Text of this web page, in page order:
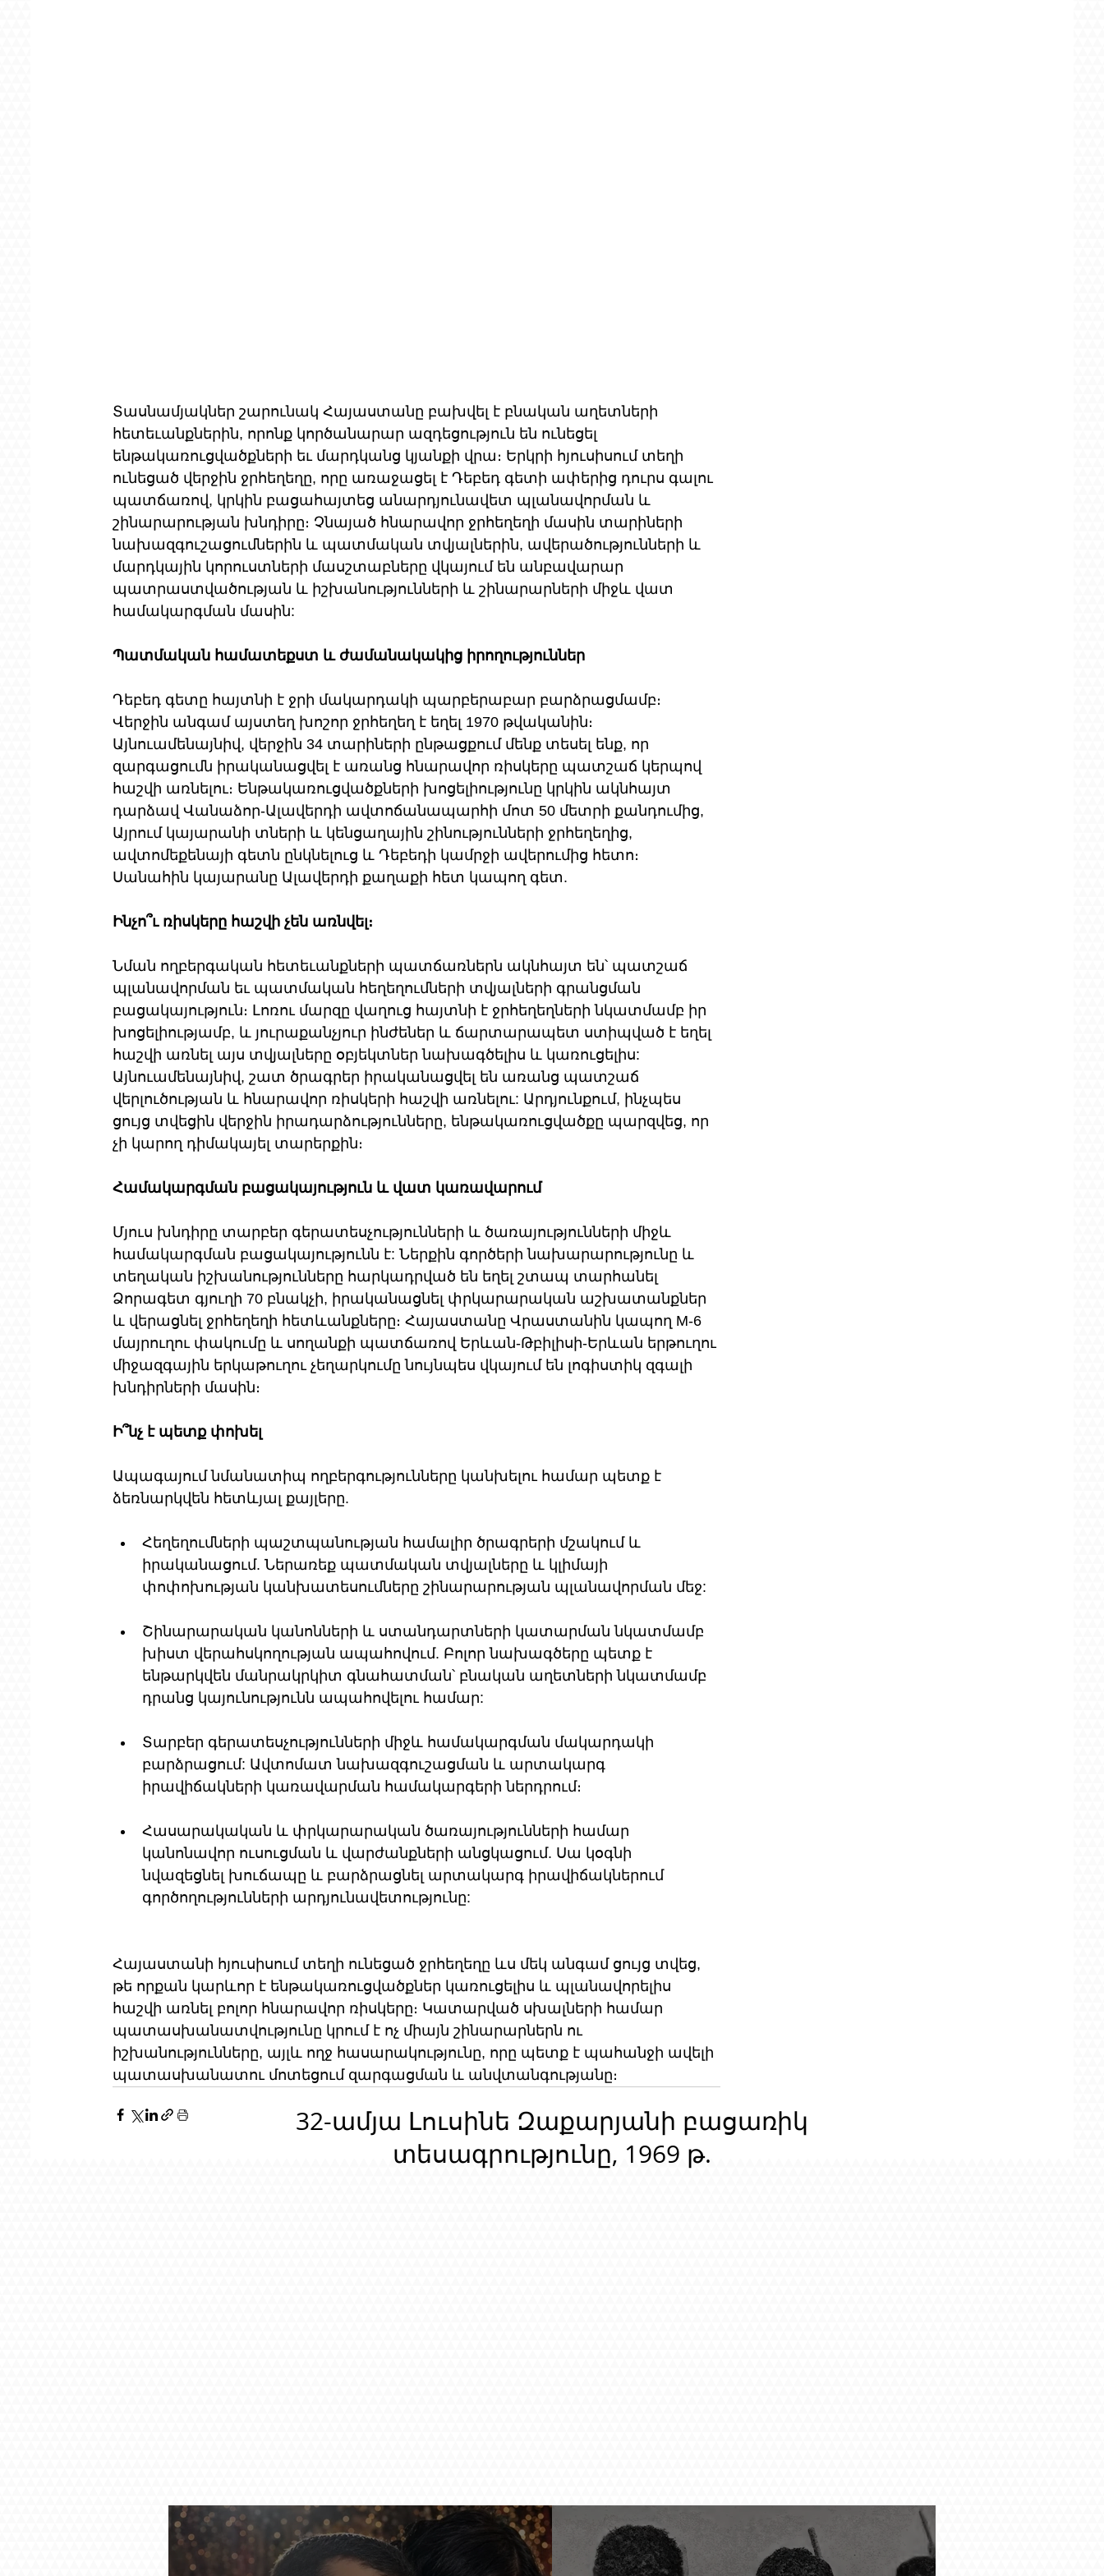
Տասնամյակներ շարունակ Հայաստանը բախվել է բնական աղետների
հետեւանքներին, որոնք կործանարար ազդեցություն են ունեցել
ենթակառուցվածքների եւ մարդկանց կյանքի վրա։ Երկրի հյուսիսում տեղի
ունեցած վերջին ջրհեղեղը, որը առաջացել է Դեբեդ գետի ափերից դուրս գալու
պատճառով, կրկին բացահայտեց անարդյունավետ պլանավորման և
շինարարության խնդիրը։ Չնայած հնարավոր ջրհեղեղի մասին տարիների
նախազգուշացումներին և պատմական տվյալներին, ավերածությունների և
մարդկային կորուստների մասշտաբները վկայում են անբավարար
պատրաստվածության և իշխանությունների և շինարարների միջև վատ
համակարգման մասին:
Պատմական համատեքստ և ժամանակակից իրողություններ
Դեբեդ գետը հայտնի է ջրի մակարդակի պարբերաբար բարձրացմամբ։
Վերջին անգամ այստեղ խոշոր ջրհեղեղ է եղել 1970 թվականին։
Այնուամենայնիվ, վերջին 34 տարիների ընթացքում մենք տեսել ենք, որ
զարգացումն իրականացվել է առանց հնարավոր ռիսկերը պատշաճ կերպով
հաշվի առնելու։ Ենթակառուցվածքների խոցելիությունը կրկին ակնհայտ
դարձավ Վանաձոր-Ալավերդի ավտոճանապարհի մոտ 50 մետրի քանդումից,
Այրում կայարանի տների և կենցաղային շինությունների ջրհեղեղից,
ավտոմեքենայի գետն ընկնելուց և Դեբեդի կամրջի ավերումից հետո։
Սանահին կայարանը Ալավերդի քաղաքի հետ կապող գետ.
Ինչո՞ւ ռիսկերը հաշվի չեն առնվել։
Նման ողբերգական հետեւանքների պատճառներն ակնհայտ են՝ պատշաճ
պլանավորման եւ պատմական հեղեղումների տվյալների գրանցման
բացակայություն։ Լոռու մարզը վաղուց հայտնի է ջրհեղեղների նկատմամբ իր
խոցելիությամբ, և յուրաքանչյուր ինժեներ և ճարտարապետ ստիպված է եղել
հաշվի առնել այս տվյալները օբյեկտներ նախագծելիս և կառուցելիս:
Այնուամենայնիվ, շատ ծրագրեր իրականացվել են առանց պատշաճ
վերլուծության և հնարավոր ռիսկերի հաշվի առնելու: Արդյունքում, ինչպես
ցույց տվեցին վերջին իրադարձությունները, ենթակառուցվածքը պարզվեց, որ
չի կարող դիմակայել տարերքին։
Համակարգման բացակայություն և վատ կառավարում
Մյուս խնդիրը տարբեր գերատեսչությունների և ծառայությունների միջև
համակարգման բացակայությունն է: Ներքին գործերի նախարարությունը և
տեղական իշխանությունները հարկադրված են եղել շտապ տարհանել
Ձորագետ գյուղի 70 բնակչի, իրականացնել փրկարարական աշխատանքներ
և վերացնել ջրհեղեղի հետևանքները։ Հայաստանը Վրաստանին կապող M-6
մայրուղու փակումը և սողանքի պատճառով Երևան-Թբիլիսի-Երևան երթուղու
միջազգային երկաթուղու չեղարկումը նույնպես վկայում են լոգիստիկ զգալի
խնդիրների մասին։
Ի՞նչ է պետք փոխել
Ապագայում նմանատիպ ողբերգությունները կանխելու համար պետք է
ձեռնարկվեն հետևյալ քայլերը.
Հեղեղումների պաշտպանության համալիր ծրագրերի մշակում և
իրականացում. Ներառեք պատմական տվյալները և կլիմայի
փոփոխության կանխատեսումները շինարարության պլանավորման մեջ:
Շինարարական կանոնների և ստանդարտների կատարման նկատմամբ
խիստ վերահսկողության ապահովում. Բոլոր նախագծերը պետք է
ենթարկվեն մանրակրկիտ գնահատման՝ բնական աղետների նկատմամբ
դրանց կայունությունն ապահովելու համար:
Տարբեր գերատեսչությունների միջև համակարգման մակարդակի
բարձրացում: Ավտոմատ նախազգուշացման և արտակարգ
իրավիճակների կառավարման համակարգերի ներդրում։
Հասարակական և փրկարարական ծառայությունների համար
կանոնավոր ուսուցման և վարժանքների անցկացում. Սա կօգնի
նվազեցնել խուճապը և բարձրացնել արտակարգ իրավիճակներում
գործողությունների արդյունավետությունը:
Հայաստանի հյուսիսում տեղի ունեցած ջրհեղեղը ևս մեկ անգամ ցույց տվեց,
թե որքան կարևոր է ենթակառուցվածքներ կառուցելիս և պլանավորելիս
հաշվի առնել բոլոր հնարավոր ռիսկերը։ Կատարված սխալների համար
պատասխանատվությունը կրում է ոչ միայն շինարարներն ու
իշխանությունները, այլև ողջ հասարակությունը, որը պետք է պահանջի ավելի
պատասխանատու մոտեցում զարգացման և անվտանգությանը։
32-ամյա Լուսինե Զաքարյանի բացառիկ
տեսագրությունը, 1969 թ.